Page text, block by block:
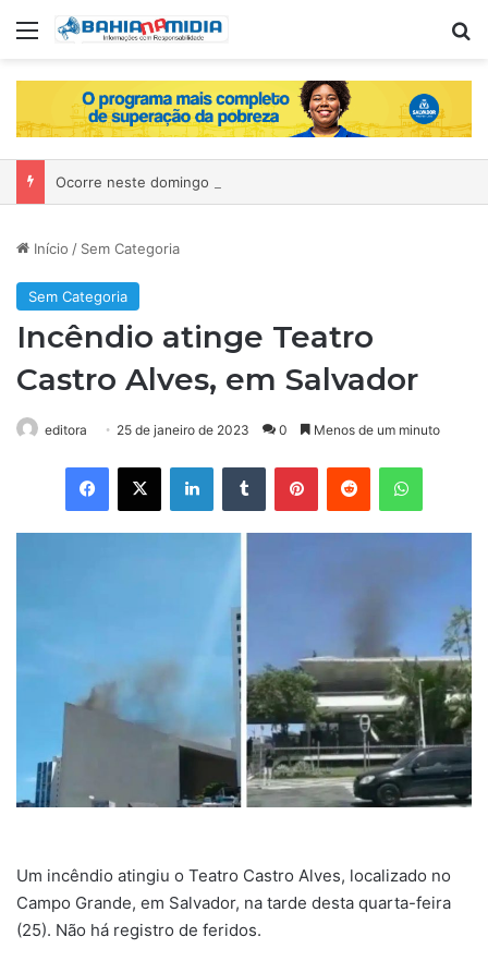
Menu
Início / Sem Categoria
Sem Categoria
Incêndio atinge Teatro
Castro Alves, em Salvador
editora 25 de janeiro de 2023 0 Menos de um minuto
Facebook
X LinkedinTumblr PinterestReddit
Um incêndio atingiu o Teatro Castro Alves, localizado no
Campo Grande, em Salvador, na tarde desta quarta-feira
(25). Não há registro de feridos.